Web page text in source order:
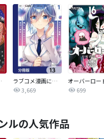
義姉
ラブコメ漫画に入ってしまったので、推しの負けヒロインを全力で幸せにする【分冊版】
3,669
699
ルの人気作品